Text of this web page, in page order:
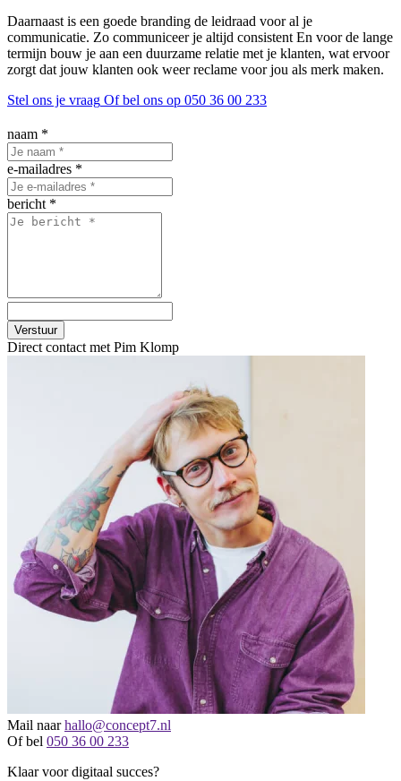
Daarnaast is een goede branding de leidraad voor al je
communicatie. Zo communiceer je altijd consistent En voor de lange
termijn bouw je aan een duurzame relatie met je klanten, wat ervoor
zorgt dat jouw klanten ook weer reclame voor jou als merk maken.
Stel ons je vraag Of bel ons op 050 36 00 233
naam *
e-mailadres *
bericht *
Verstuur
Direct contact met Pim Klomp
Mail naarhallo@concept7.nl
Of bel 050 36 00 233
Klaar voor digitaal succes?